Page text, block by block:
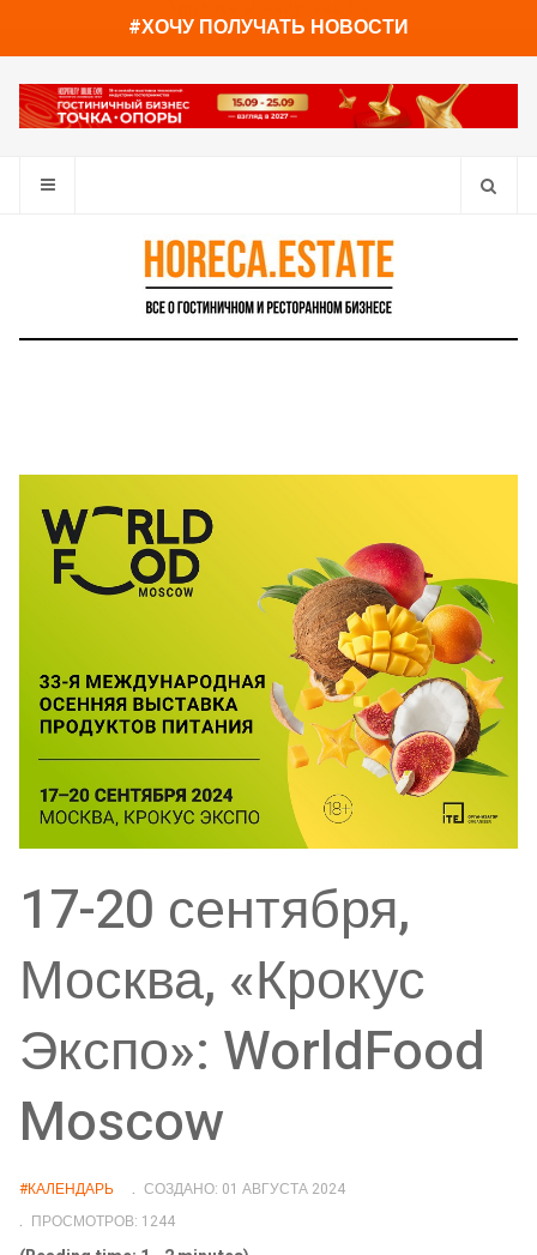
#ХОЧУ ПОЛУЧАТЬ НОВОСТИ
17-20 сентября,
Москва, «Крокус
Экспо»: WorldFood
Moscow
#КАЛЕНДАРЬ
СОЗДАНО: 01 АВГУСТА 2024
ПРОСМОТРОВ: 1244